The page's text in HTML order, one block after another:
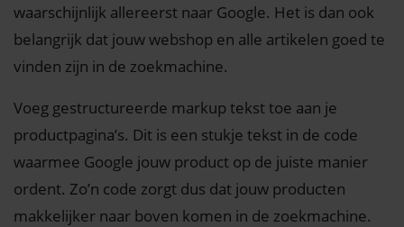
waarschijnlijk allereerst naar Google. Het is dan ook
belangrijk dat jouw webshop en alle artikelen goed te
vinden zijn in de zoekmachine.
Voeg gestructureerde markup tekst toe aan je
productpagina’s. Dit is een stukje tekst in de code
waarmee Google jouw product op de juiste manier
ordent. Zo’n code zorgt dus dat jouw producten
makkelijker naar boven komen in de zoekmachine.